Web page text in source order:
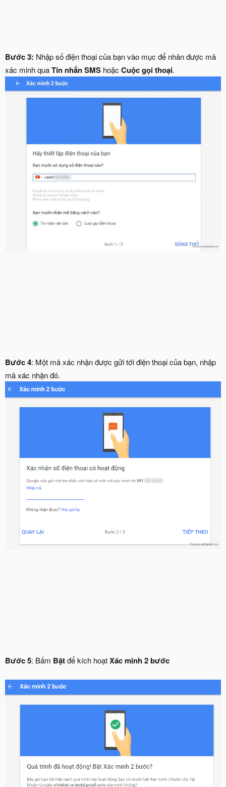
Bước 3: Nhập số điện thoại của bạn vào mục để nhân được mã
xác minh quaTin nhắn SMS hoặc Cuộc gọi thoại.
Bước 4: Một mã xác nhận được gửi tới điện thoại của bạn, nhập
mã xác nhận đó.
Bước 5: Bấm Bậtđể kích hoạtXác minh 2 bước